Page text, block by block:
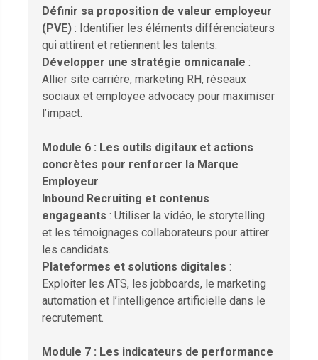
Définir sa proposition de valeur employeur
(PVE): Identifier les éléments différenciateurs
qui attirent et retiennent les talents.
Développer une stratégie omnicanale :
Allier site carrière, marketing RH, réseaux
sociaux et employee advocacy pour maximiser
l’impact.
Module 6 : Les outils digitaux et actions
concrètes pour renforcer la Marque
Employeur
Inbound Recruiting et contenus
engageants : Utiliser la vidéo, le storytelling
et les témoignages collaborateurs pour attirer
les candidats.
Plateformes et solutions digitales :
Exploiter les ATS, les jobboards, le marketing
automation et l’intelligence artificielle dans le
recrutement.
Module 7 : Les indicateurs de performance